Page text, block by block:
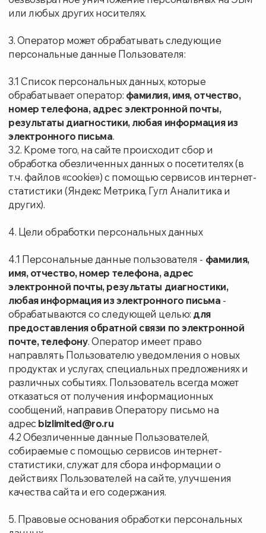
предоставления обратной связи по электронной
почте, телефону. Оператор имеет право
продуктах и услугах, специальных предложениях и
различных событиях. Пользователь всегда может
отказаться от получения информационных
4.2 Обезличенные данные Пользователей,
собираемые с помощью сервисов интернет-
статистики, служат для сбора информации о
действиях Пользователей на сайте, улучшения
качества сайта и его содержания.
5. Правовые основания обработки персональных
данных
5.1 Оператор обрабатывает персональные данные
Пользователя только в случае их отправки
Пользователем через формы, расположенные на
веб-сайтеwww.terzdor.ru
персональные данные Оператору, Пользователь
5.2 Оператор обрабатывает обезличенные данные о
Пользователе в случае, если Пользователь
сохранение файлов «cookie» и использование
технологии JavaScript).
6. Порядок сбора, хранения, передачи и других
видов обработки персональных данных
6.1 Оператор обеспечивает сохранность
персональных данных и принимает все возможные
меры, исключающие доступ к персональным
данным неуполномоченных лиц.
6.2 Персональные данные Пользователя никогда, ни
при каких условиях не будут переданы третьим
лицам, за исключением случаев, связанных с
исполнением действующего законодательства.
6.3. В случае выявления неточностей в
персональных данных, Пользователь может
актуализировать их, направив Оператору
уведомление с помощью электронной почты на
электронный адрес Оператора bizlimited@ro.ru,
либо на почтовый адрес Оператора 140006,
Московская область, г. Люберцы, Ул. Южная, дом
26, кв.173с пометкой «Актуализация персональных
данных».
6.4 Срок обработки персональных данных является
неограниченным. Пользователь может в любой
персональных данных, направив Оператору
уведомление с помощью электронной почты на